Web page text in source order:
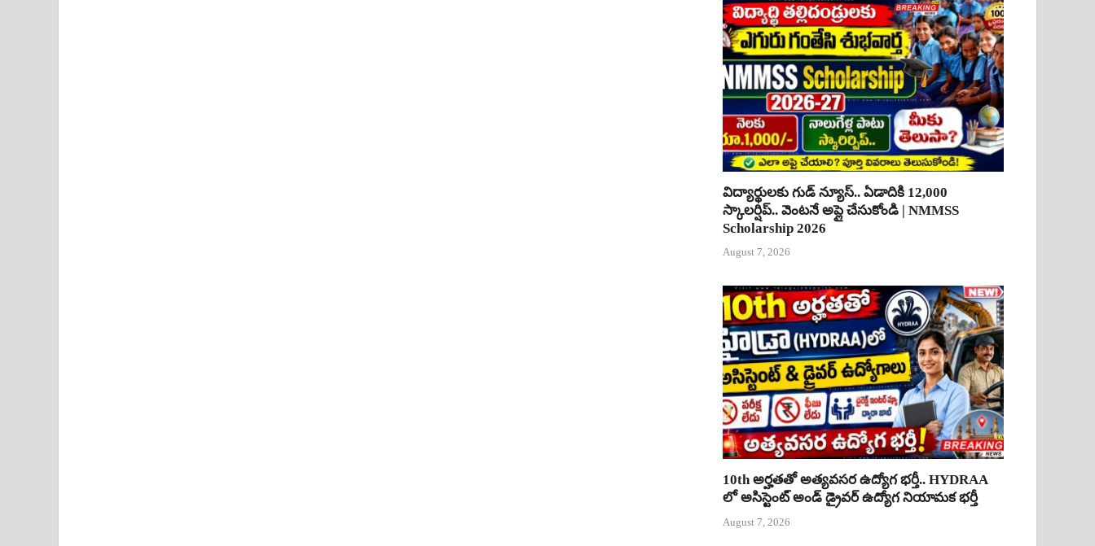
విద్యార్థులకు గుడ్ న్యూస్.. ఏడాదికి 12,000
స్కాలర్షిప్.. వెంటనే అప్లై చేసుకోండి | NMMSS
Scholarship 2026
August 7, 2026
10th అర్హతతో అత్యవసర ఉద్యోగ భర్తీ.. HYDRAA
లో అసిస్టెంట్ అండ్ డ్రైవర్ ఉద్యోగ నియామక భర్తీ
August 7, 2026